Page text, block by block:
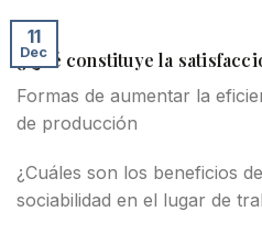
11
Dec
¿Qué constituye la
Formas de aumentar la
de producción
¿Cuáles son los beneficios
sociabilidad en el lugar de